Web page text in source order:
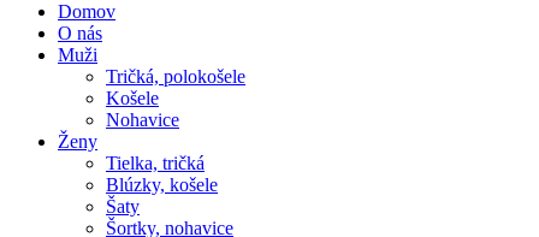
Domov
O nás
Muži
Tričká, polokošele
Košele
Nohavice
Ženy
Tielka, tričká
Blúzky, košele
Šaty
Šortky, nohavice